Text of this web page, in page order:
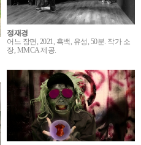
정재경
어느 장면, 2021, 흑백, 유성, 50분. 작가 소
장, MMCA 제공.